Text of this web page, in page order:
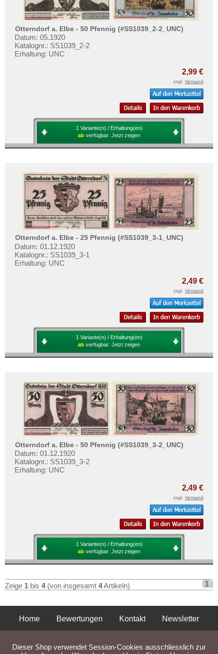
Orte mit W...
Orte mit X...
Orte mit Z...
Testbanknoten
Banknotenbriefe
Kataloge
Aufbewahrung
Informationen
Preislisten
Gratisbanknoten
FAQ
Mehr über...
Zahlungsbedingungen
Privatsphäre und Datenschutz
Widerrufsbelehrung
Otterndorf a. Elbe - 50 Pfennig (#SS1039_2-2_UNC)
Datum: 05.1920
Katalognr.: SS1039_2-2
Erhaltung: UNC
2,99 €
zzgl. Versand
1 Variante(n) / Erhaltung(en)
ab verfügbar: Jetzt zeigen
Otterndorf a. Elbe - 25 Pfennig (#SS1039_3-1_UNC)
Datum: 01.12.1920
Katalognr.: SS1039_3-1
Erhaltung: UNC
2,49 €
zzgl. Versand
1 Variante(n) / Erhaltung(en)
ab verfügbar: Jetzt zeigen
Otterndorf a. Elbe - 50 Pfennig (#SS1039_3-2_UNC)
Datum: 01.12.1920
Katalognr.: SS1039_3-2
Erhaltung: UNC
2,49 €
zzgl. Versand
1 Variante(n) / Erhaltung(en)
ab verfügbar: Jetzt zeigen
Zeige 1 bis 4(von insgesamt 4Artikeln) 1 |
Home Bewertungen Kontakt
Newsletter
Liefer- und Versandkosten
Dieser Shop verwendet Session-Cookies ausschliesslich zur